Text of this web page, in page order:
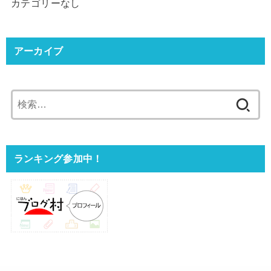
カテゴリーなし
アーカイブ
索:
ランキング参加中！